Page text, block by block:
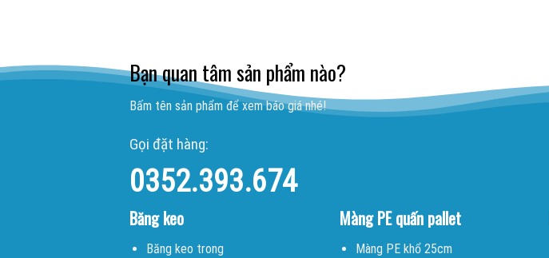
Bạn quan tâm sản phẩm nào?
Bấm tên sản phẩm để xem báo giá nhé!
Gọi đặt hàng:
0352.393.674
Băng keo
Băng keo trong
Màng PE quấn pallet
Màng PE khổ 25cm